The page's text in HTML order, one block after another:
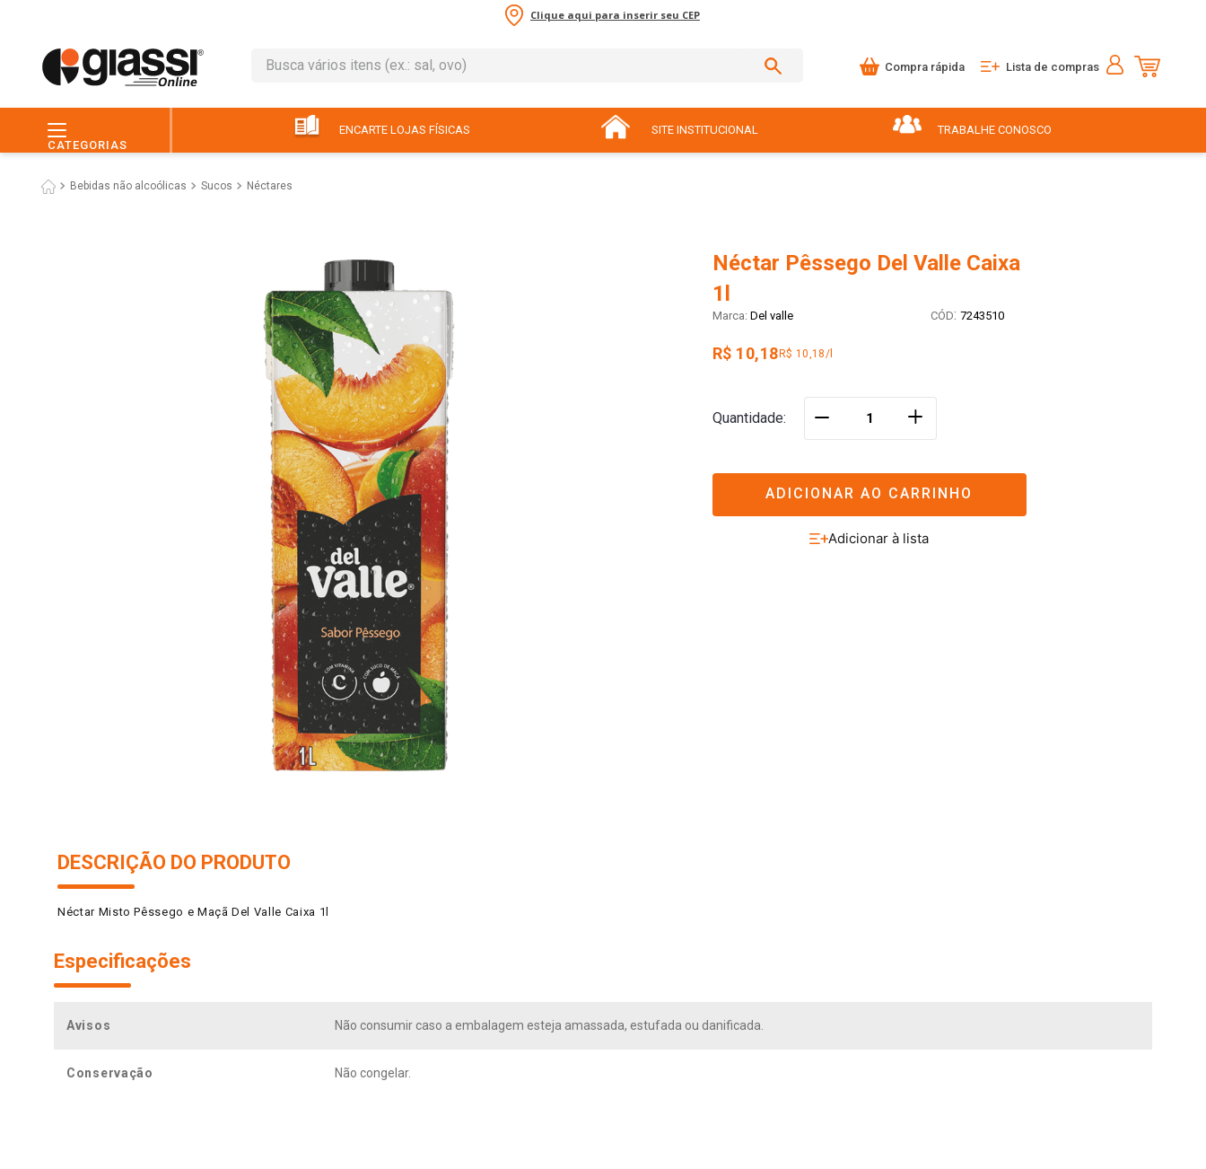
Clique aqui para inserir seu CEP
Busca vários itens (ex.: sal, ovo)
Compra rápida Lista de compras
CATEGORIAS
ENCARTE LOJAS FÍSICAS SITE INSTITUCIONAL TRABALHE CONOSCO
Bebidas não alcoólicas Sucos Néctares
Néctar Pêssego Del Valle Caixa
1l
Del valle : 7243510
R$ 10,18R$ 10,18/l
Quantidade ＋
ADICIONAR AO CARRINHO
DESCRIÇÃO DO PRODUTO
Néctar Misto Pêssego e Maçã Del Valle Caixa 1l
Especificações
Avisos Não consumir caso a embalagem esteja amassada, estufada ou danificada.
Conservação Não congelar.
leite
3º
chocolate
7º ovo
8º iogurte
9º macarrão
10º arroz